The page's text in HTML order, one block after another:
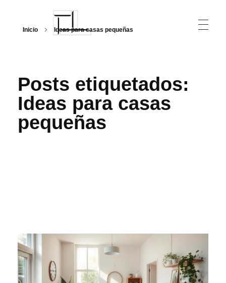
Inicio Ideas para casas pequeñas
Posts etiquetados:
Ideas para casas
pequeñas